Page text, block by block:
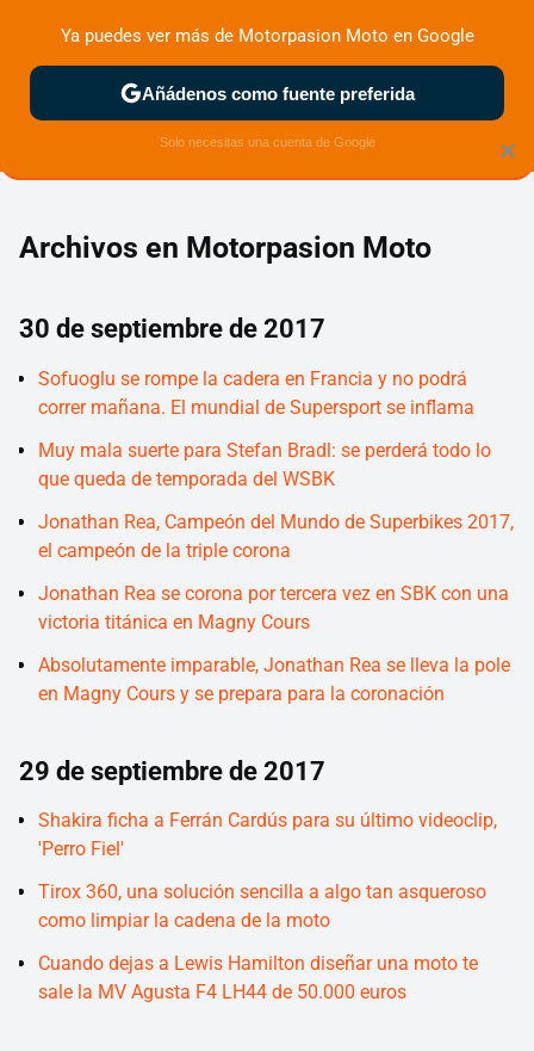
ZONA DE PRUEBAS DEPORTIVAS MOTOS ELÉCTRICAS
Archivos en Motorpasion Moto
30 de septiembre de 2017
Sofuoglu se rompe la cadera en Francia y no podrá
correr mañana. El mundial de Supersport se inflama
Muy mala suerte para Stefan Bradl: se perderá todo lo
que queda de temporada del WSBK
Jonathan Rea, Campeón del Mundo de Superbikes 2017,
el campeón de la triple corona
Jonathan Rea se corona por tercera vez en SBK con una
victoria titánica en Magny Cours
Absolutamente imparable, Jonathan Rea se lleva la pole
en Magny Cours y se prepara para la coronación
29 de septiembre de 2017
Shakira ficha a Ferrán Cardús para su último videoclip,
'Perro Fiel'
Tirox 360, una solución sencilla a algo tan asqueroso
como limpiar la cadena de la moto
Cuando dejas a Lewis Hamilton diseñar una moto te
sale la MV Agusta F4 LH44 de 50.000 euros
×
Ya puedes ver más de Motorpasion Moto en Google
Añádenos como fuente preferida
Solo necesitas una cuenta de Google